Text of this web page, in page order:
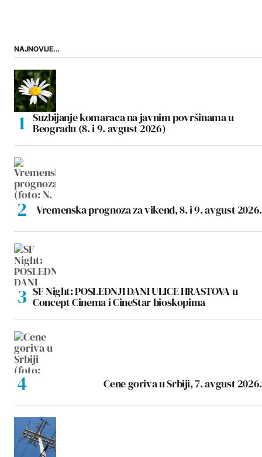
NAJNOVIJE...
Suzbijanje komaraca na javnim površinama u
Beogradu (8. i 9. avgust 2026)
Vremenska prognoza za vikend, 8. i 9. avgust 2026.
SF Night: POSLEDNJI DANI ULICE HRASTOVA u
Concept Cinema i CineStar bioskopima
Cene goriva u Srbiji, 7. avgust 2026.